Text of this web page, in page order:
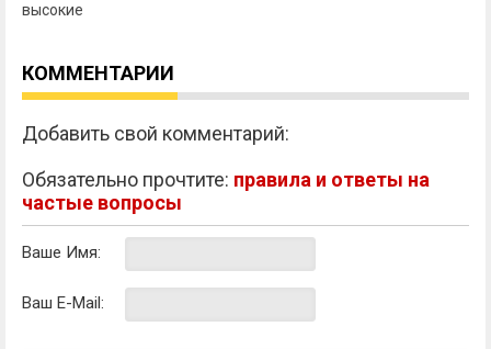
высокие
КОММЕНТАРИИ
Добавить свой комментарий:
Обязательно прочтите: правила и ответы на
частые вопросы
Ваше Имя:
Ваш E-Mail: